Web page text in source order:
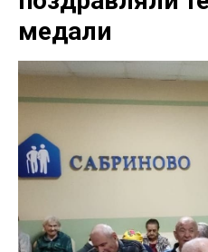
медали